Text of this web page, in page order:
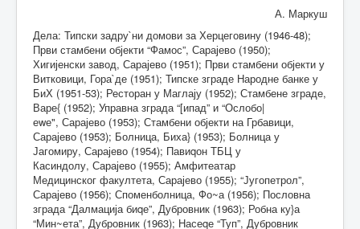
А. Маркуш
Дела: Типски задру`ни домови за Херцеговину (1946-48);
Први стамбени објекти “Фамос”, Сарајево (1950);
Хигијенски завод, Сарајево (1951); Први стамбени објекти у
Витковици, Гора`де (1951); Типске зграде Народне банке у
БиХ (1951-53); Ресторан у Маглају (1952); Стамбене зграде,
Варе{ (1952); Управна зграда “[ипад” и “Ослобо|
еwе", Сарајево (1953); Стамбени објекти на Грбавици,
Сарајево (1953); Болница, Биха} (1953); Болница у
Јагомиру, Сарајево (1954); Павиqон ТБЦ у
Касиндолу, Сарајево (1955); Амфитеатар
Медицинског факултета, Сарајево (1955); “Југопетрол”,
Сарајево (1956); Споменболница, Фо~а (1956); Пословна
зграда “Далмација биqе”, Дубровник (1963); Робна ку}а
“Мин~ета”, Дубровник (1963); Насеqе “Туп”, Дубровник